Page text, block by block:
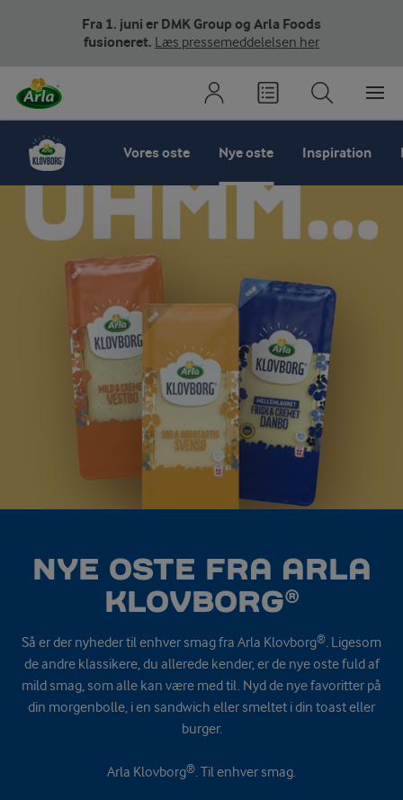
Fra 1. juni er DMK Group og Arla Foods
fusioneret. Læs pressemeddelelsen her
Vores oste Nye oste Inspiration
NYE OSTE FRA ARLA
KLOVBORG®
Så er der nyheder til enhver smag fra Arla Klovborg®. Ligesom
de andre klassikere, du allerede kender, er de nye oste fuld af
mild smag, som alle kan være med til. Nyd de nye favoritter på
din morgenbolle, i en sandwich eller smeltet i din toast eller
burger.
Arla Klovborg®. Til enhver smag.